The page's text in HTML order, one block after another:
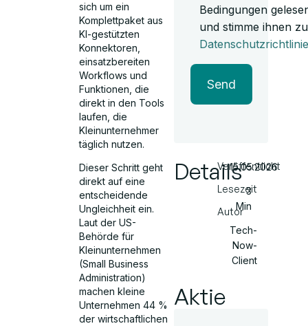
sich um ein
Komplettpaket aus
KI-gestützten
Konnektoren,
einsatzbereiten
Workflows und
Funktionen, die
direkt in den Tools
laufen, die
Kleinunternehmer
täglich nutzen.
Dieser Schritt geht
direkt auf eine
entscheidende
Ungleichheit ein.
Laut der US-
Behörde für
Kleinunternehmen
(Small Business
Administration)
machen kleine
Unternehmen 44 %
der wirtschaftlichen
Bedingungen
und stimme ihnen
Datenschutzrichtlinie
Send
DetailsVeröffentlicht
Lesezeit
Autor
15.05.2026
3
Min
Tech-
Now-
Client
Aktie